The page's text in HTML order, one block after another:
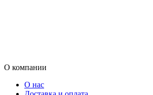
О компании
О нас